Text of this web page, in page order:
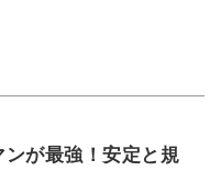
が最強！安定と規